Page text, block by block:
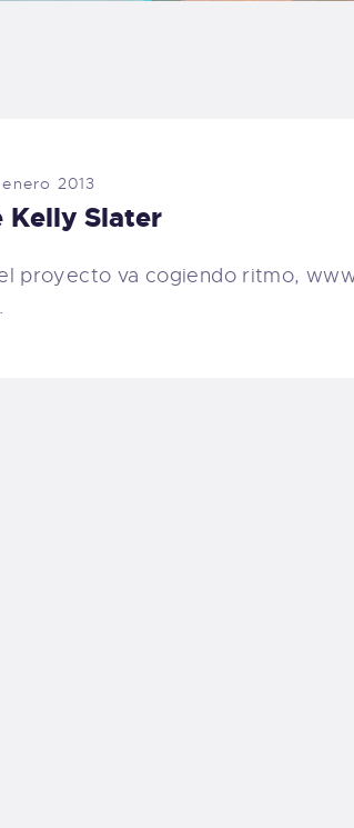
TIENDA
enero 2013
Kelly Slater
proyecto va cogiendo ritmo,